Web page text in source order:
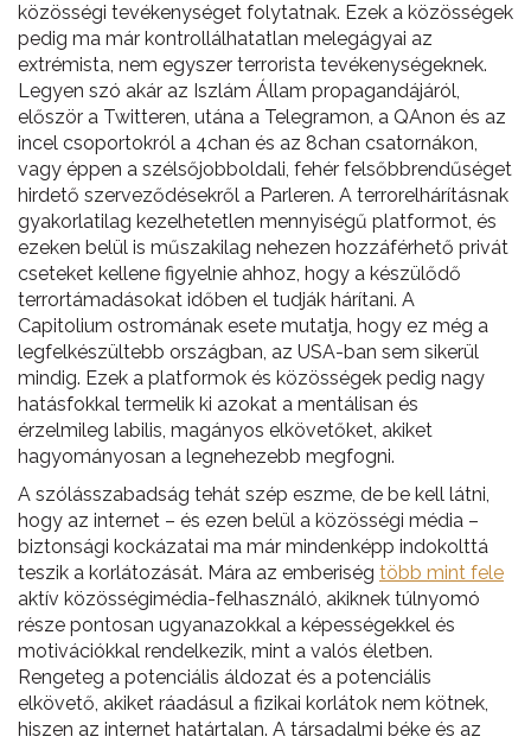
közösségi tevékenységet folytatnak. Ezek a közösségek
pedig ma már kontrollálhatatlan melegágyai az
extrémista, nem egyszer terrorista tevékenységeknek.
Legyen szó akár az Iszlám Állam propagandájáról,
először a Twitteren, utána a Telegramon, a QAnon és az
incel csoportokról a 4chan és az 8chan csatornákon,
vagy éppen a szélsőjobboldali, fehér felsőbbrendűséget
hirdető szerveződésekről a Parleren. A terrorelhárításnak
gyakorlatilag kezelhetetlen mennyiségű platformot, és
ezeken belül is műszakilag nehezen hozzáférhető privát
cseteket kellene figyelnie ahhoz, hogy a készülődő
terrortámadásokat időben el tudják hárítani. A
Capitolium ostromának esete mutatja, hogy ez még a
legfelkészültebb országban, az USA-ban sem sikerül
mindig. Ezek a platformok és közösségek pedig nagy
hatásfokkal termelik ki azokat a mentálisan és
érzelmileg labilis, magányos elkövetőket, akiket
hagyományosan a legnehezebb megfogni.
A szólásszabadság tehát szép eszme, de be kell látni,
hogy az internet – és ezen belül a közösségi média –
biztonsági kockázatai ma már mindenképp indokolttá
teszik a korlátozását. Mára az emberiség több mint fele
aktív közösségimédia-felhasználó, akiknek túlnyomó
része pontosan ugyanazokkal a képességekkel és
motivációkkal rendelkezik, mint a valós életben.
Rengeteg a potenciális áldozat és a potenciális
elkövető, akiket ráadásul a fizikai korlátok nem kötnek,
hiszen az internet határtalan. A társadalmi béke és az